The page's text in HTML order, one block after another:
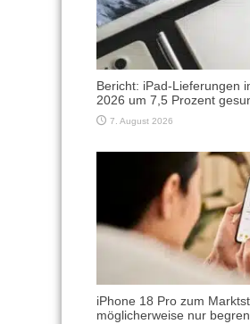
Bericht: iPad-Lieferungen
2026 um 7,5 Prozent
7. August 2026
iPhone 18 Pro zum
möglicherweise nur